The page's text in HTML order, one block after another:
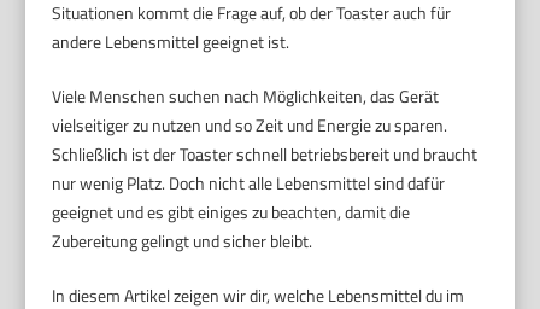
Situationen kommt die Frage auf, ob der Toaster auch für
andere Lebensmittel geeignet ist.
Viele Menschen suchen nach Möglichkeiten, das Gerät
vielseitiger zu nutzen und so Zeit und Energie zu sparen.
Schließlich ist der Toaster schnell betriebsbereit und braucht
nur wenig Platz. Doch nicht alle Lebensmittel sind dafür
geeignet und es gibt einiges zu beachten, damit die
Zubereitung gelingt und sicher bleibt.
In diesem Artikel zeigen wir dir, welche Lebensmittel du im